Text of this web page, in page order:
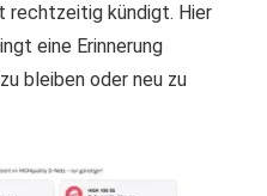
rechtzeitig kündigt. Hier
eine Erinnerung
bleiben oder neu zu